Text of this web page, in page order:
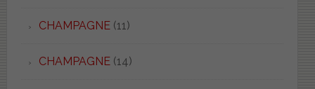
CHAMPAGNE(11)
CHAMPAGNE(14)